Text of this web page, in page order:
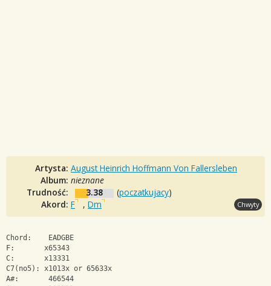
Artysta: August Heinrich Hoffmann Von Fallersleben
Album: nieznane
Trudność:
3.38 (poczatkujacy)
Akord: F , Dm Chwyty
Chord:    EADGBE
F:       x65343
C:       x13331
C7(no5): x1013x or 65633x
A#:       466544